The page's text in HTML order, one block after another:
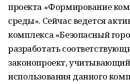
проекта «Формирование
среды». Сейчас ведется
комплекса «Безопасный
разработать
законопроект,
использования данного